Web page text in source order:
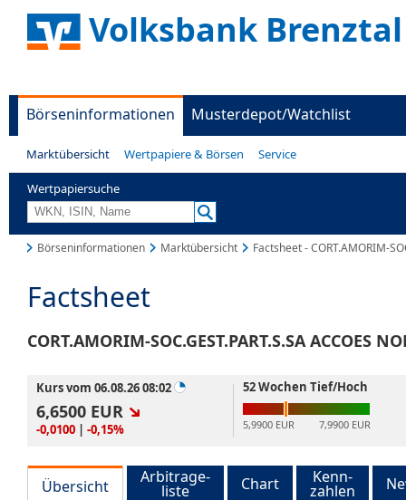
Volksbank Brenztal
Börseninformationen Musterdepot/Watchlist
Marktübersicht Wertpapiere & Börsen Service
Wertpapiersuche
Börseninformationen Marktübersicht Factsheet - CORT.AMORIM-
Factsheet
CORT.AMORIM-SOC.GEST.PART.S.SA ACCOES
Kurs vom 06.08.26 08:02
6,6500 EUR
-0,0100 | -0,15%
52 Wochen Tief/Hoch
5,9900 EUR 7,9900 EUR
Übersicht Arbitrage-
liste Chart Kenn-
zahlen